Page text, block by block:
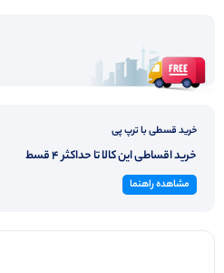
خرید قسطی با ترپ پی
خرید اقساطی این کالا تا حداکثر 4 قسط
مشاهده راهنما